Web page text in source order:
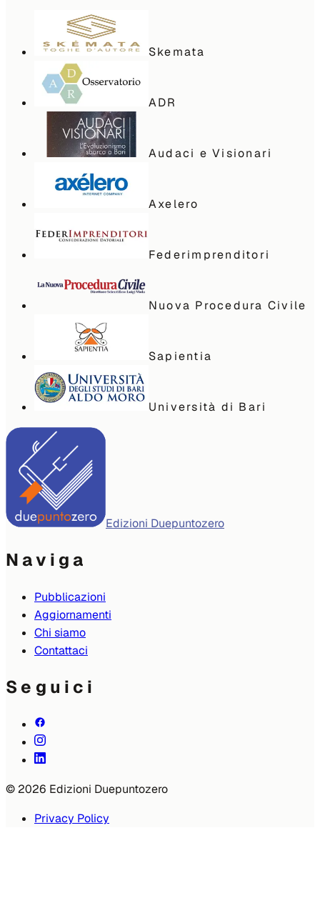
Skemata
ADR
Audaci e Visionari
Axelero
Federimprenditori
Nuova Procedura Civile
Sapientia
Università di Bari
Edizioni Duepuntozero
Naviga
Pubblicazioni
Aggiornamenti
Chi siamo
Contattaci
Seguici
© 2026 Edizioni Duepuntozero
Privacy Policy